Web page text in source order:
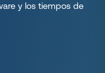
y los tiempos de